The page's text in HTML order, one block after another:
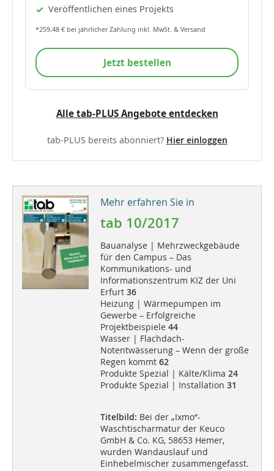
Veröffentlichen eines Projekts
*259,48 € bei jährlicher Zahlung inkl. MwSt. & Versand
Jetzt bestellen
Alle tab-PLUS Angebote entdecken
tab-PLUS bereits abonniert? Hier einloggen
Mehr erfahren Sie in
tab 10/2017
Bauanalyse | Mehrzweckgebäude
für den Campus – Das
Kommunikations- und
Informationszentrum KIZ der Uni
Erfurt 36
Heizung | Wärmepumpen im
Gewerbe – Erfolgreiche
Projektbeispiele 44
Wasser | Flachdach-
Notentwässerung – Wenn der große
Regen kommt 62
Produkte Spezial | Kälte/Klima 24
Produkte Spezial | Installation 31
Titelbild: Bei der „Ixmo“-
Waschtischarmatur der Keuco
GmbH & Co. KG, 58653 Hemer,
wurden Wandauslauf und
Einhebelmischer zusammengefasst.